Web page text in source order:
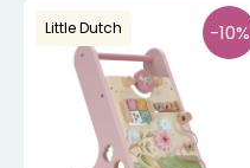
Little Dutch -10%